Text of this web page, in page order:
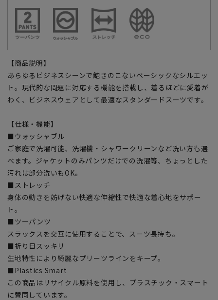
【商品説明】
あらゆるビジネスシーンで飽きのこないベーシックなシルエッ
ト。現代的な問題に対応する機能を搭載し、着るほどに愛着が
わく、ビジネスウェアとして最適なスタンダードスーツです。
【仕様・機能】
■ウォッシャブル
ご家庭で洗濯可能、洗濯機・シャワークリーンなど洗い方も選
べます。ジャケットのみパンツだけでの洗濯等、ちょっとした
汚れは部分洗いもOK。
■ストレッチ
身体の動きを妨げない快適な伸縮性で快適な着心地をサポー
ト。
■ツーパンツ
スラックスを交互に使用することで、スーツ長持ち。
■折り目スッキリ
生地特性により綺麗なプリーツラインをキープ。
■Plastics Smart
この商品はリサイクル原料を使用し、プラスチック・スマート
に賛同しています。